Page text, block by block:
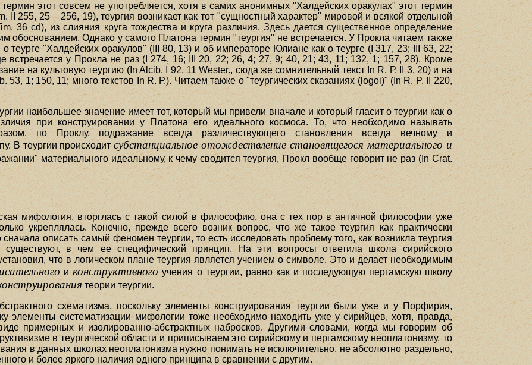
этот совсем не употребляется, хотя в самих анонимных "Халдейских оракулах" этот термин
II 255, 25 – 256, 19), теургия возникает как тот "сущностный характер" мировой и всякой отдельной
36 cd), из слияния круга тождества и круга различия. Здесь дается существенное определение
обоснованием. Однако у самого Платона термин "теургия" не встречается. У Прокла читаем также
теурге "Халдейских оракулов" (III 80, 13) и об императоре Юлиане как о теурге (I 317, 23; III 63, 22;
встречается у Прокла не раз (I 274, 16; III 20, 22; 26, 4; 27, 9; 40, 21; 43, 11; 132, 1; 157, 28). Кроме
на культовую теургию (In Alcib. I 92, 11 Wester., сюда же сомнительный текст In R. Р. II 3, 20) и на
53, 1; 150, 11; много текстов In R. Р.). Читаем также о "теургических сказаниях (logoi)" (In R. P. II 220,
наибольшее значение имеет тот, который мы привели вначале и который гласит о теургии как о
при конструировании у Платона его идеального космоса. То, что необходимо называть
по Проклу, подражание всегда различествующего становления всегда вечному и
В теургии происходитсубстанциальное отождествление становящегося материального и
материального идеальному, к чему сводится теургия, Прокл вообще говорит не раз (In Crat.
мифология, вторглась с такой силой в философию, она с тех пор в античной философии уже
укреплялась. Конечно, прежде всего возник вопрос, что же такое теургия как практически
описать самый феномен теургии, то есть исследовать проблему того, как возникла теургия
в чем ее специфический принцип. На эти вопросы ответила школа сирийского
что в логическом плане теургия является учением о символе. Это и делает необходимым
иконструктивного учения о теургии, равно как и последующую пергамскую школу
теории теургии.
схематизма, поскольку элементы конструирования теургии были уже и у Порфирия,
элементы систематизации мифологии тоже необходимо находить уже у сирийцев, хотя, правда,
примерных и изолированно-абстрактных набросков. Другими словами, когда мы говорим об
в теургической области и приписываем это сирийскому и пергамскому неоплатонизму, то
в данных школах неоплатонизма нужно понимать не исключительно, не абсолютно раздельно,
и более яркого наличия одного принципа в сравнении с другим.